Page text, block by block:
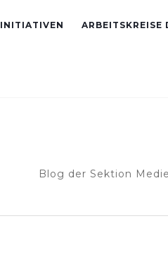
INITIATIVEN ARBEITSKREISE
Blog der Sektion